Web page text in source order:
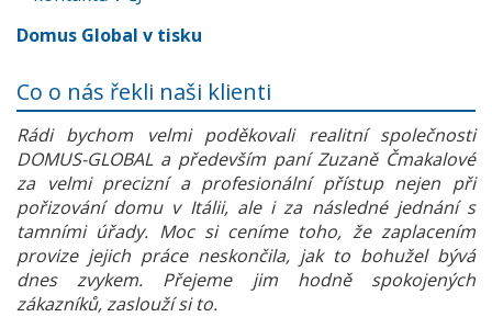
Domus Global v tisku
Co o nás řekli naši klienti
Rádi bychom velmi poděkovali realitní společnosti
DOMUS-GLOBAL a především paní Zuzaně Čmakalové
za velmi precizní a profesionální přístup nejen při
pořizování domu v Itálii, ale i za následné jednání s
tamními úřady. Moc si ceníme toho, že zaplacením
provize jejich práce neskončila, jak to bohužel bývá
dnes zvykem. Přejeme jim hodně spokojených
zákazníků, zaslouží si to.